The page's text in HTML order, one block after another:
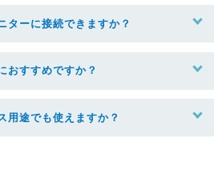
ターに接続できますか？
おすすめですか？
用途でも使えますか？